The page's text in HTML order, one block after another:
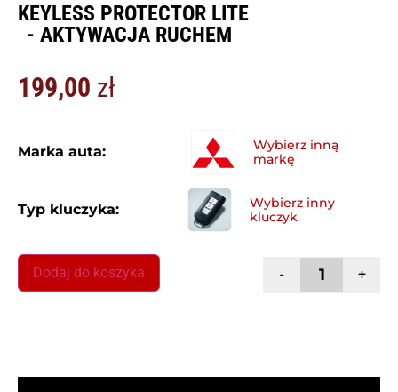
KEYLESS PROTECTOR LITE
- AKTYWACJA RUCHEM
199,00 zł
Marka auta:
Typ kluczyka:
- +
Dodaj do koszyka